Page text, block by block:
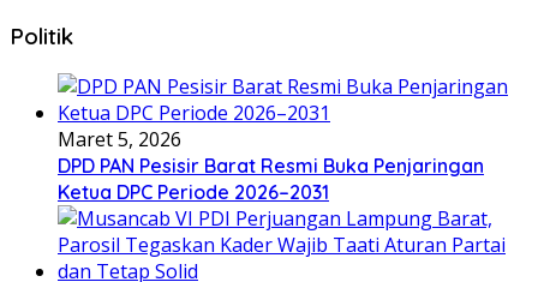
Politik
Maret 5, 2026
DPD PAN Pesisir Barat Resmi Buka Penjaringan
Ketua DPC Periode 2026–2031